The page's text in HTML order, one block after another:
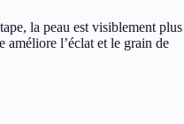
la peau est visiblement plus
améliore l’éclat et le grain de